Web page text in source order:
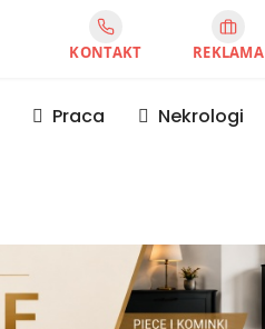
KONTAKT REKLAMA
Praca Nekrologi